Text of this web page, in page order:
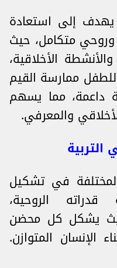
إلى استعادة
متكامل، حيث
الأخلاقية،
للطفل ممارسة القيم
داعمة، مما يسهم
والمعرفي.
التربية
في تشكيل
الروحية،
بحيث يشكل كل محضن
الإنسان المتوازن.